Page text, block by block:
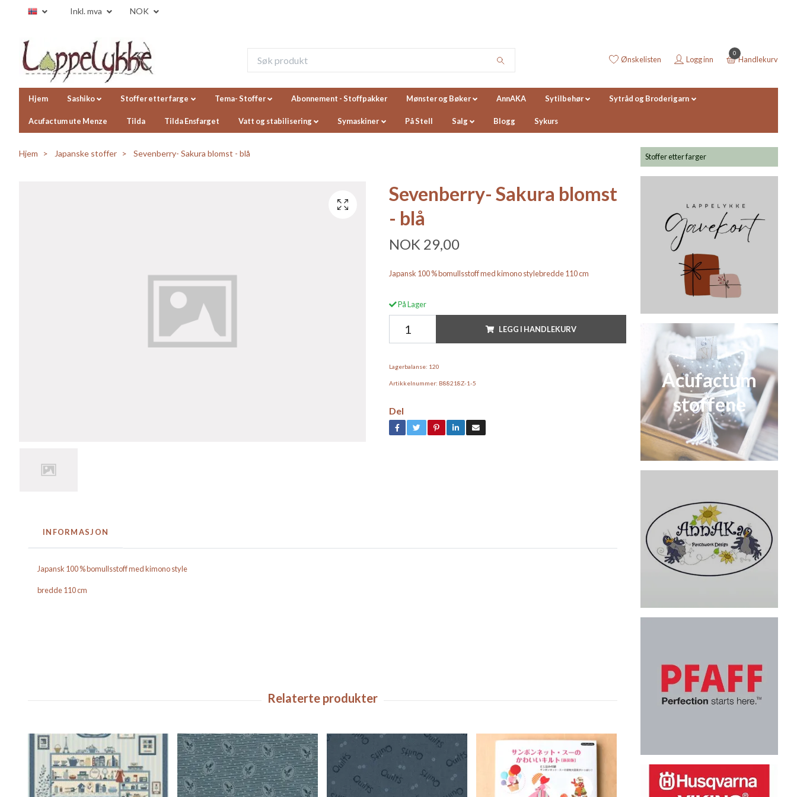
Inkl. mva NOK
Ønskelisten Logg inn
0
Handlekurv
Hjem Sashiko Stoffer etter farge Tema- Stoffer Abonnement - Stoffpakker Mønster og Bøker AnnAKA Sytilbehør Sytråd og Broderigarn
Acufactum ute Menze Tilda Tilda Ensfarget Vatt og stabilisering Symaskiner På Stell Salg Blogg Sykurs
Stoffer etter farger
Acufactum
stoffene
Hjem Japanske stoffer Sevenberry- Sakura blomst - blå
Sevenberry- Sakura blomst
- blå
NOK 29,00
Japansk 100 % bomullsstoff med kimono stylebredde 110 cm
På Lager
LEGG I HANDLEKURV
Lagerbalanse: 120
Artikkelnummer: B88218Z-1-5
Del
INFORMASJON
Japansk 100 % bomullsstoff med kimono style
bredde 110 cm